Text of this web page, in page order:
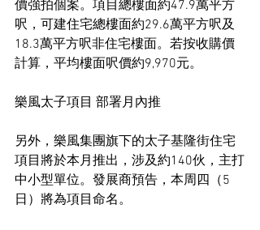
價強拍個案。項目總樓面約47.9萬平方
呎，可建住宅總樓面約29.6萬平方呎及
18.3萬平方呎非住宅樓面。若按收購價
計算，平均樓面呎價約9,970元。
樂風太子項目 部署月內推
另外，樂風集團旗下的太子基隆街住宅
項目將於本月推出，涉及約140伙，主打
中小型單位。發展商預告，本周四（5
日）將為項目命名。